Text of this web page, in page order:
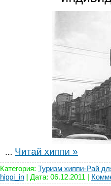
... Читай хиппи »
Категория: Туризм хиппи-Рай
hippi_in | Дата: 06.12.2011 |